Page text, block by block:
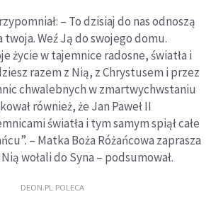
– To dzisiaj do nas odnoszą
twoja. Weź Ją do swojego domu.
życie w tajemnice radosne, światła i
razem z Nią, z Chrystusem i przez
chwalebnych w zmartwychwstaniu
również, że Jan Paweł II
światła i tym samym spiął całe
– Matka Boża Różańcowa zaprasza
wołali do Syna – podsumował.
DEON.PL POLECA